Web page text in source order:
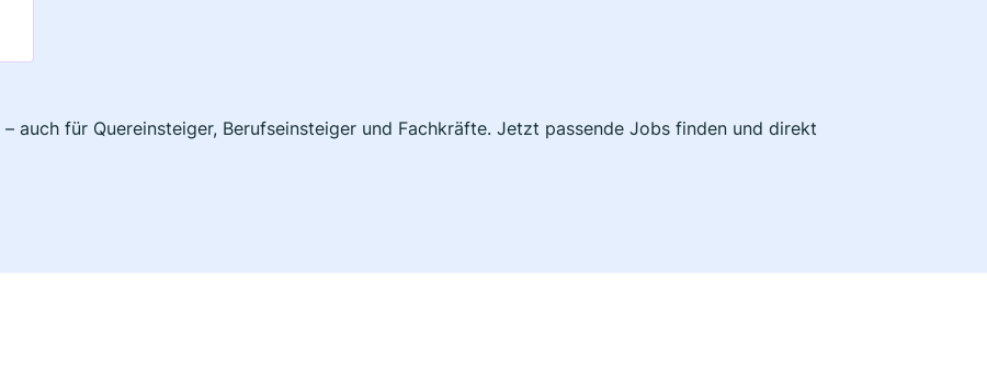
auch für Quereinsteiger, Berufseinsteiger und Fachkräfte. Jetzt passende Jobs finden und direkt